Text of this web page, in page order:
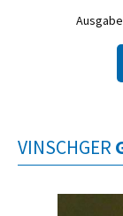
VINSCHGER